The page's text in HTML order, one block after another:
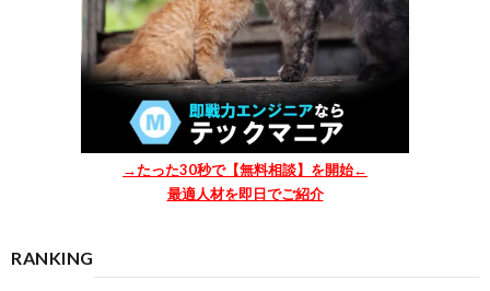
→たった30秒で【無料相談】を開始←
最適人材を即日でご紹介
RANKING